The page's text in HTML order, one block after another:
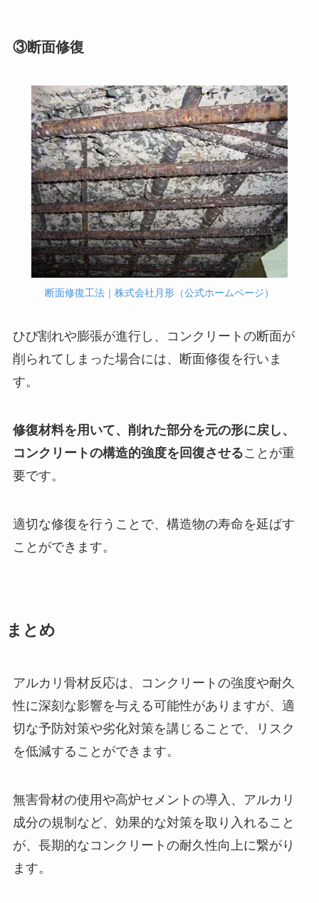
③断面修復
断面修復工法｜株式会社月形（公式ホームページ）
ひび割れや膨張が進行し、コンクリートの断面が
削られてしまった場合には、断面修復を行いま
す。
修復材料を用いて、削れた部分を元の形に戻し、
コンクリートの構造的強度を回復させることが重
要です。
適切な修復を行うことで、構造物の寿命を延ばす
ことができます。
まとめ
アルカリ骨材反応は、コンクリートの強度や耐久
性に深刻な影響を与える可能性がありますが、適
切な予防対策や劣化対策を講じることで、リスク
を低減することができます。
無害骨材の使用や高炉セメントの導入、アルカリ
成分の規制など、効果的な対策を取り入れること
が、長期的なコンクリートの耐久性向上に繋がり
ます。